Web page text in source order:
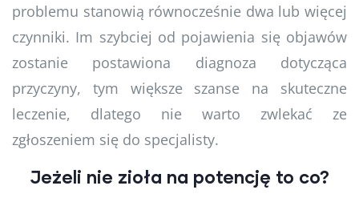
problemu stanowią równocześnie dwa lub więcej
czynniki. Im szybciej od pojawienia się objawów
zostanie postawiona diagnoza dotycząca
przyczyny, tym większe szanse na skuteczne
leczenie, dlatego nie warto zwlekać ze
zgłoszeniem się do specjalisty.
Jeżeli nie zioła na potencję to co?